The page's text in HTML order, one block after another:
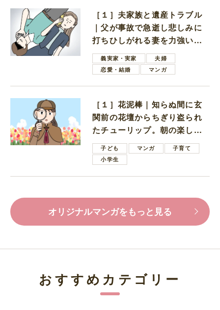
［１］夫家族と遺産トラブル
｜父が事故で急逝し悲しみに
打ちひしがれる妻を力強い言
葉で励ます夫
義実家・実家
夫婦
恋愛・結婚
マンガ
［１］花泥棒｜知らぬ間に玄
関前の花壇からちぎり盗られ
たチューリップ。朝の楽しみ
を奪われたショックは大きい
子ども マンガ
子育て
小学生
オリジナルマンガをもっと見る
おすすめカテゴリー